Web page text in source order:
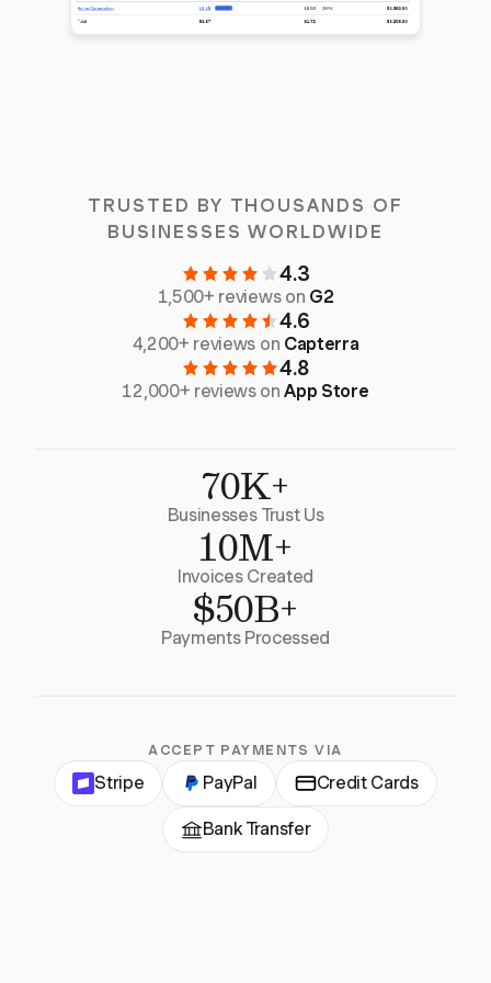
TRUSTED BY THOUSANDS OF
BUSINESSES WORLDWIDE
4.3
1,500+ reviews on G2
4.6
4,200+ reviews on Capterra
4.8
12,000+ reviews onApp Store
70K+
Businesses Trust Us
10M+
Invoices Created
$50B+
Payments Processed
ACCEPT PAYMENTS VIA
Stripe PayPal Credit Cards
Bank Transfer